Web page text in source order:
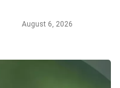
August 6, 2026